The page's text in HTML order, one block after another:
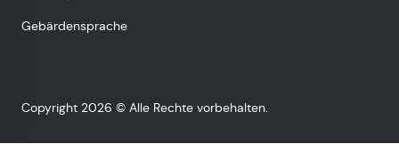
Gebärdensprache
Copyright 2026 © Alle Rechte vorbehalten.